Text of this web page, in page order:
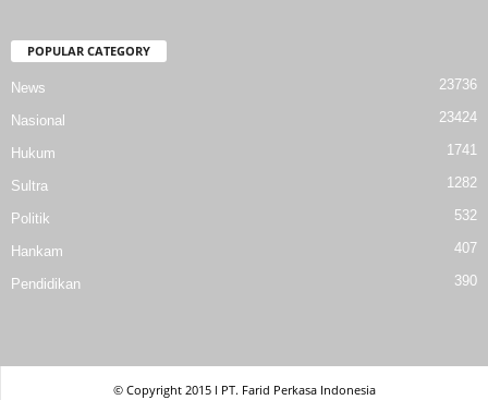
POPULAR CATEGORY
News 23736
Nasional 23424
Hukum 1741
Sultra 1282
Politik 532
Hankam 407
Pendidikan 390
© Copyright 2015 l PT. Farid Perkasa Indonesia